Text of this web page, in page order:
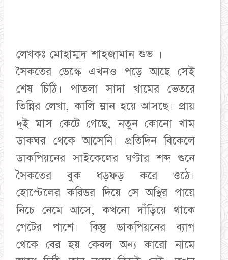
লেখকঃ মোহাম্মদ শাহজামান শুভ ।
সৈকতের ডেস্কে এখনও পড়ে আছে সেই
শেষ চিঠি। পাতলা সাদা খামের ভেতরে
তিন্নির লেখা, কালি ম্লান হয়ে আসছে। প্রায়
দুই মাস কেটে গেছে, নতুন কোনো খাম
ডাকঘর থেকে আসেনি। প্রতিদিন বিকেলে
ডাকপিয়নের সাইকেলের ঘণ্টার শব্দ শুনে
সৈকতের বুক ধড়ফড় করে ওঠে।
হোস্টেলের করিডর দিয়ে সে অস্থির পায়ে
নিচে নেমে আসে, কখনো দাঁড়িয়ে থাকে
গেটের পাশে। কিন্তু ডাকপিয়নের ব্যাগ
থেকে বের হয় কেবল অন্য কারো নামে